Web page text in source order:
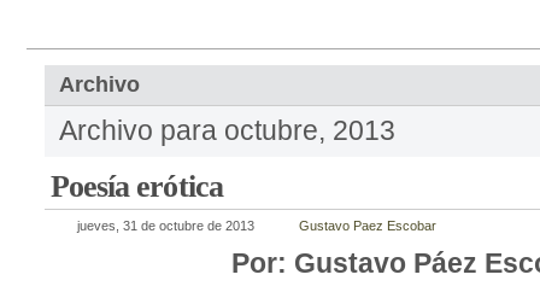
Archivo
Archivo para octubre, 2013
Poesía erótica
jueves, 31 de octubre de 2013 Gustavo Paez Escobar
Por: Gustavo Páez